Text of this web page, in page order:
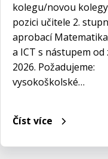
kolegu/novou
pozici učitele 2.
aprobací
a ICT s nástupem od
2026. Požadujeme:
vysokoškolské…
Číst více